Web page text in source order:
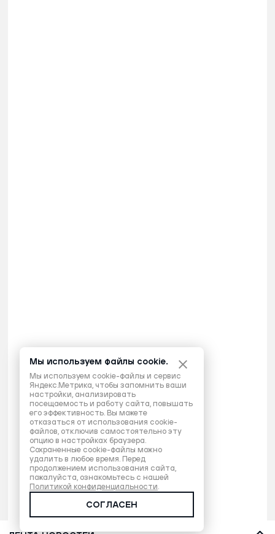
Мы используем файлы cookie.
Мы используем cookie-файлы и сервис
Яндекс.Метрика, чтобы запомнить ваши
настройки, анализировать
посещаемость и работу сайта, повышать
его эффективность. Вы можете
отказаться от использования cookie-
файлов, отключив самостоятельно эту
опцию в настройках браузера.
Сохраненные cookie-файлы можно
удалить в любое время. Перед
продолжением использования сайта,
пожалуйста, ознакомьтесь с нашей
Политикой конфиденциальности.
СОГЛАСЕН